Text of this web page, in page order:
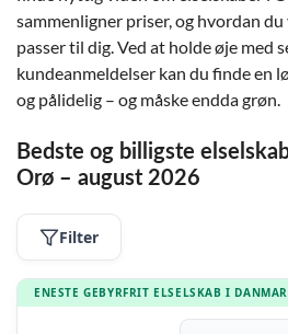
sammenligner priser, og hvordan
passer til dig. Ved at holde øje med
kundeanmeldelser kan du finde en
og pålidelig – og måske endda grøn.
Bedste og billigste
Orø – august 2026
Filter
ENESTE GEBYRFRIT ELSELSKAB I